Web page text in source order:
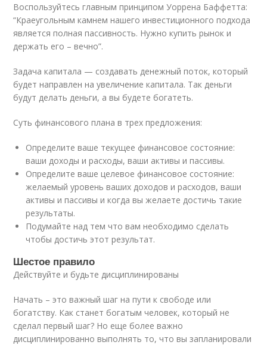
Воспользуйтесь главным принципом Уоррена Баффетта:
“Краеугольным камнем нашего инвестиционного подхода
является полная пассивность. Нужно купить рынок и
держать его – вечно”.
Задача капитала — создавать денежный поток, который
будет направлен на увеличение капитала. Так деньги
будут делать деньги, а вы будете богатеть.
Суть финансового плана в трех предложения:
Определите ваше текущее финансовое состояние:
ваши доходы и расходы, ваши активы и пассивы.
Определите ваше целевое финансовое состояние:
желаемый уровень ваших доходов и расходов, ваши
активы и пассивы и когда вы желаете достичь такие
результаты.
Подумайте над тем что вам необходимо сделать
чтобы достичь этот результат.
Шестое правило
Действуйте и будьте дисциплинированы
Начать – это важный шаг на пути к свободе или
богатству. Как станет богатым человек, который не
сделал первый шаг? Но еще более важно
дисциплинированно выполнять то, что вы запланировали